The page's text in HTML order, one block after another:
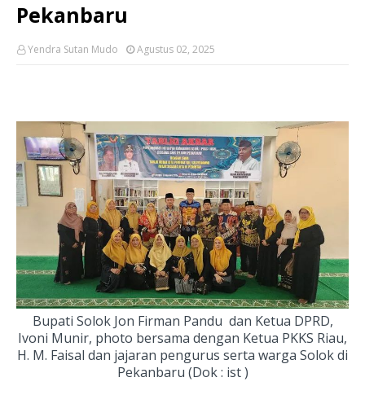
Pekanbaru
Yendra Sutan Mudo Agustus 02, 2025
Bupati Solok Jon Firman Pandu dan Ketua DPRD,
Ivoni Munir, photo bersama dengan Ketua PKKS Riau,
H. M. Faisal dan jajaran pengurus serta warga Solok di
Pekanbaru (Dok : ist )